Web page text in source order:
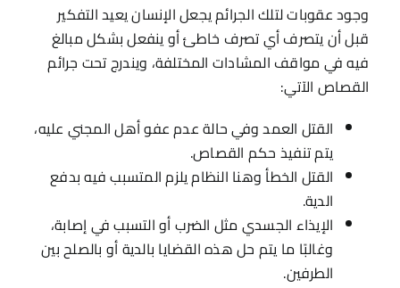
وجود عقوبات لتلك الجرائم يجعل الإنسان يعيد التفكير
قبل أن يتصرف أي تصرف خاطئ أو ينفعل بشكل مبالغ
فيه في مواقف المشادات المختلفة، ويندرج تحت جرائم
القصاص الآتي:
القتل العمد وفي حالة عدم عفو أهل المجني عليه،
يتم تنفيذ حكم القصاص.
القتل الخطأ وهنا النظام يلزم المتسبب فيه بدفع
الدية.
الإيذاء الجسدي مثل الضرب أو التسبب في إصابة،
وغالبًا ما يتم حل هذه القضايا بالدية أو بالصلح بين
الطرفين.